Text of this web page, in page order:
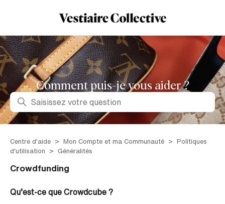
Comment puis-je vous aider ?
Recherche
Centre d'aide Mon Compte et ma Communauté
Politiques
d'utilisation
Généralités
Crowdfunding
Qu’est-ce que Crowdcube ?